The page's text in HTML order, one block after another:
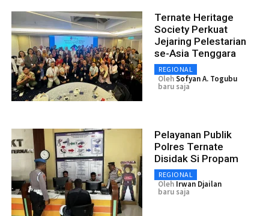
Ternate Heritage
Society Perkuat
Jejaring Pelestarian
se-Asia Tenggara
REGIONAL
OlehSofyan A. Togubu
baru saja
Pelayanan Publik
Polres Ternate
Disidak Si Propam
REGIONAL
Oleh Irwan Djailan
baru saja